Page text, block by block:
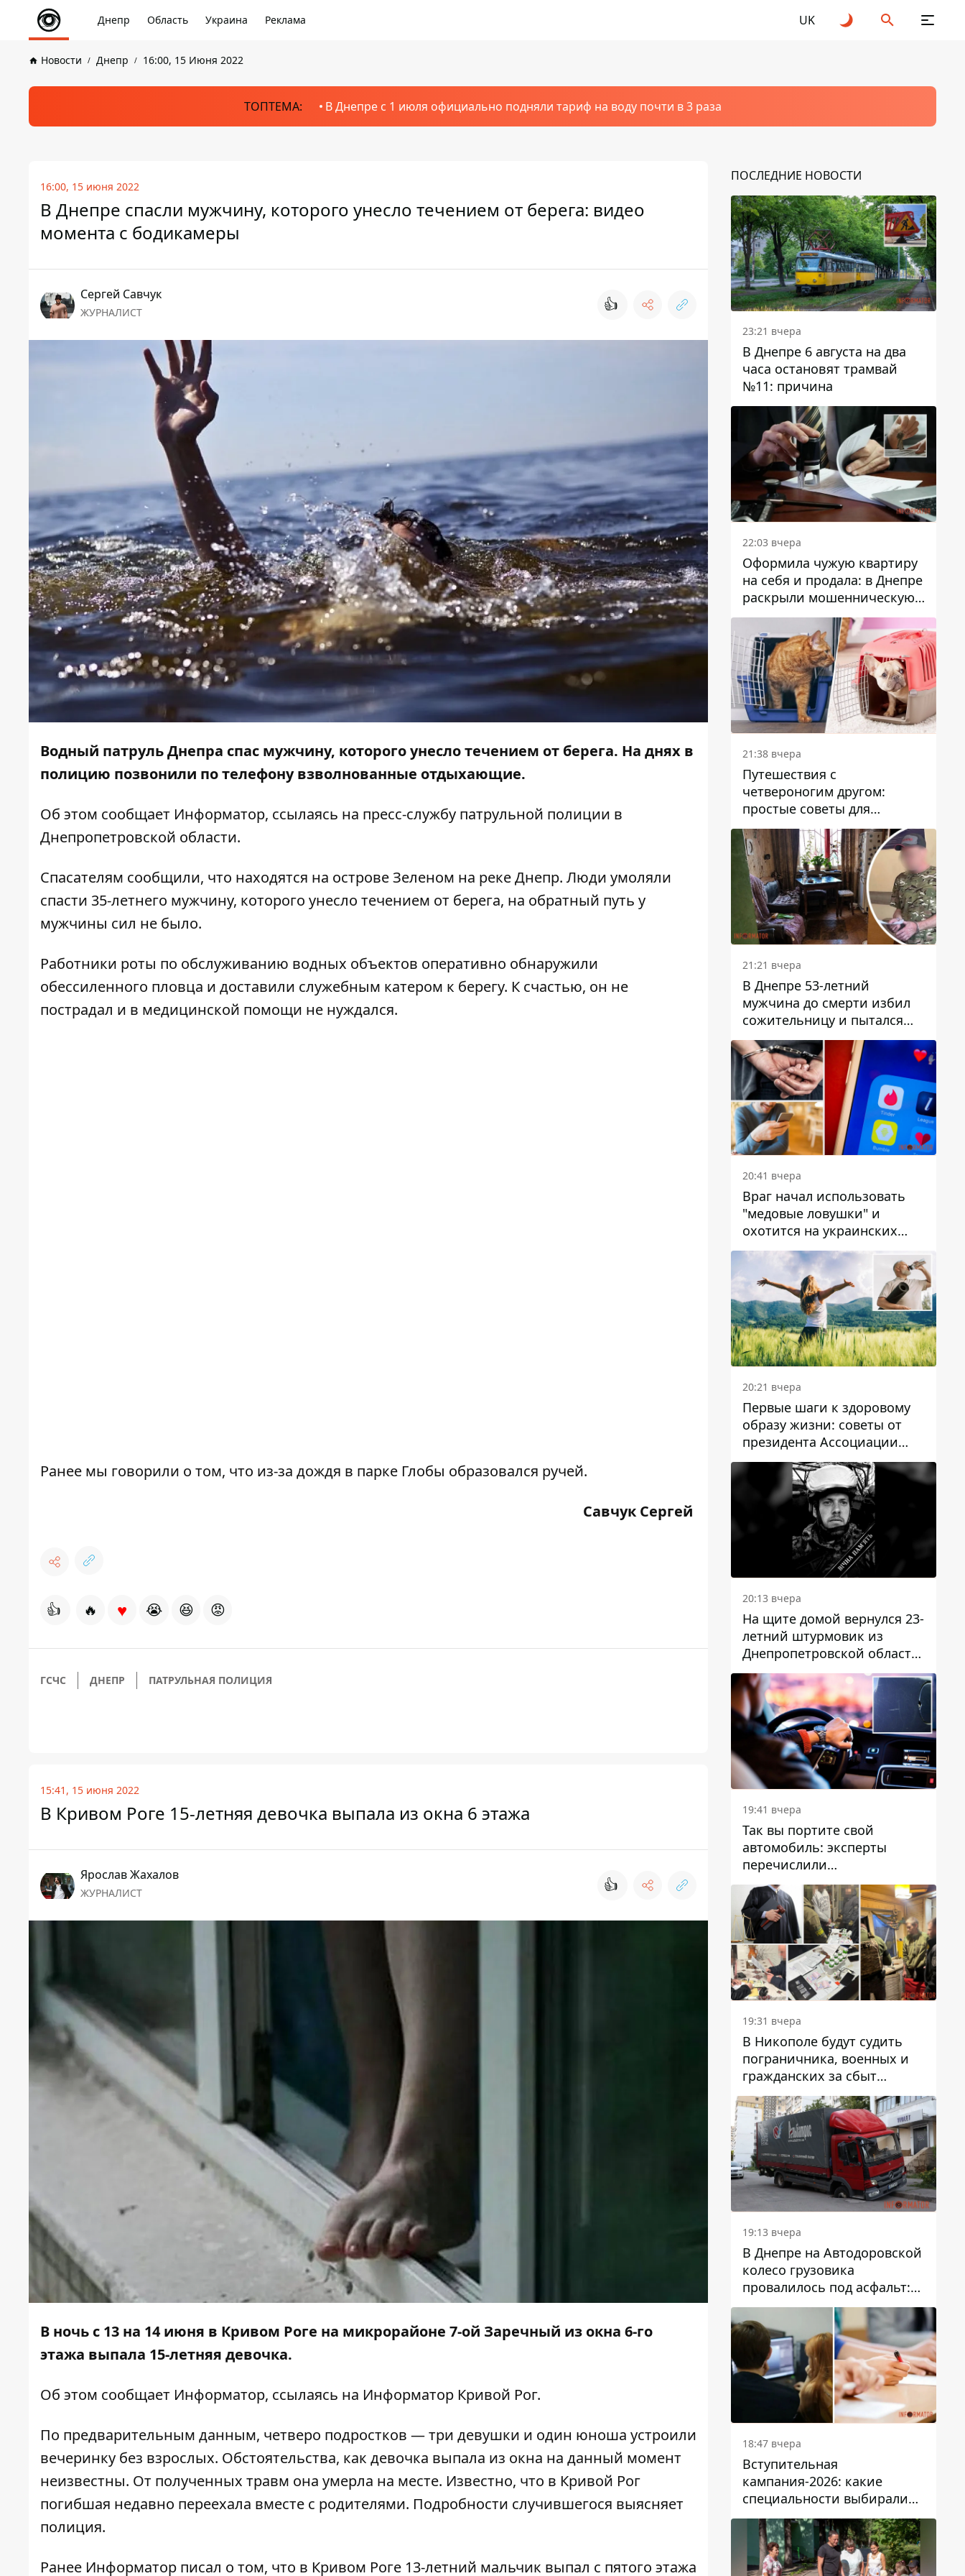
Днепр Область Украина Реклама UK
Новости Днепр 16:00, 15 Июня 2022
ТОПТЕМА: В Днепре с 1 июля официально подняли тариф на воду почти в 3 раза
16:00, 15 июня 2022
В Днепре спасли мужчину, которого унесло течением от берега: видео
момента с бодикамеры
Сергей Савчук
ЖУРНАЛИСТ 👍
Водный патруль Днепра спас мужчину, которого унесло течением от берега. На днях в
полицию позвонили по телефону взволнованные отдыхающие.
Об этом сообщает Информатор, ссылаясь на пресс-службу патрульной полиции в
Днепропетровской области.
Спасателям сообщили, что находятся на острове Зеленом на реке Днепр. Люди умоляли
спасти 35-летнего мужчину, которого унесло течением от берега, на обратный путь у
мужчины сил не было.
Работники роты по обслуживанию водных объектов оперативно обнаружили
обессиленного пловца и доставили служебным катером к берегу. К счастью, он не
пострадал и в медицинской помощи не нуждался.
Ранее мы говорили о том, что из-за дождя в парке Глобы образовался ручей.
Савчук Сергей
👍 🔥 ♥ 😭 😆 😡
ГСЧС ДНЕПР ПАТРУЛЬНАЯ ПОЛИЦИЯ
15:41, 15 июня 2022
В Кривом Роге 15-летняя девочка выпала из окна 6 этажа
Ярослав Жахалов
ЖУРНАЛИСТ 👍
В ночь с 13 на 14 июня в Кривом Роге на микрорайоне 7-ой Заречный из окна 6-го
этажа выпала 15-летняя девочка.
Об этом сообщает Информатор, ссылаясь на Информатор Кривой Рог.
По предварительным данным, четверо подростков — три девушки и один юноша устроили
вечеринку без взрослых. Обстоятельства, как девочка выпала из окна на данный момент
неизвестны. От полученных травм она умерла на месте. Известно, что в Кривой Рог
погибшая недавно переехала вместе с родителями. Подробности случившегося выясняет
полиция.
Ранее Информатор писал о том, что в Кривом Роге 13-летний мальчик выпал с пятого этажа
ПОСЛЕДНИЕ НОВОСТИ
23:21 вчера
В Днепре 6 августа на два
часа остановят трамвай
№11: причина
22:03 вчера
Оформила чужую квартиру
на себя и продала: в Днепре
раскрыли мошенническую
схему с недвижимостью
21:38 вчера
Путешествия с
четвероногим другом:
простые советы для
поездок с животными
21:21 вчера
В Днепре 53-летний
мужчина до смерти избил
сожительницу и пытался
скрыть преступление:
детали
20:41 вчера
Враг начал использовать
"медовые ловушки" и
охотится на украинских
военнослужащих
20:21 вчера
Первые шаги к здоровому
образу жизни: советы от
президента Ассоциации
диетологов Украины
20:13 вчера
На щите домой вернулся 23-
летний штурмовик из
Днепропетровской области
Богдан Бескровный
19:41 вчера
Так вы портите свой
автомобиль: эксперты
перечислили
распространенные
привычки водителей,
которые на самом деле
вредят машине
19:31 вчера
В Никополе будут судить
пограничника, военных и
гражданских за сбыт
психотропов
19:13 вчера
В Днепре на Автодоровской
колесо грузовика
провалилось под асфальт:
движение заблокировано
18:47 вчера
Вступительная
кампания-2026: какие
специальности выбирали
абитуриенты в Украине